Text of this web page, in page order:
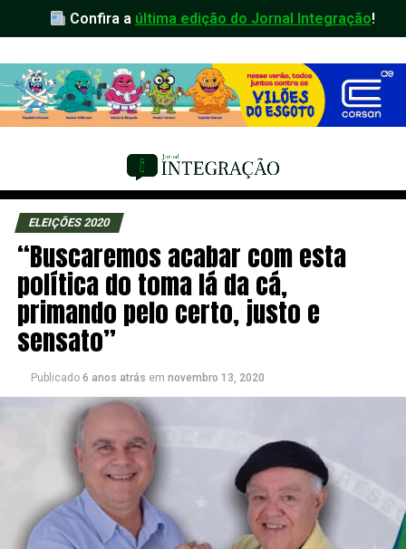
Confira a última edição do Jornal Integração!
ELEIÇÕES 2020
“Buscaremos acabar com esta
política do toma lá da cá,
primando pelo certo, justo e
sensato”
Publicado 6 anos atrás em novembro 13, 2020